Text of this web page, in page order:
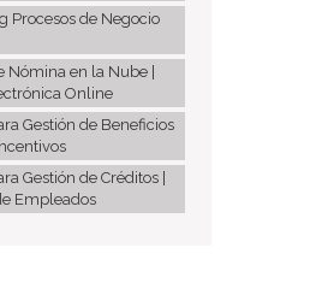
Procesos de Negocio
Nómina en la Nube |
Online
Gestión de Beneficios
Gestión de Créditos |
Empleados